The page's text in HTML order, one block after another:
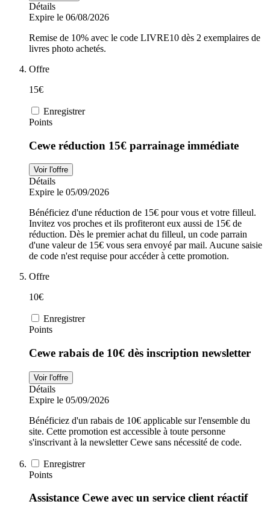
Détails
Expire le 06/08/2026
Remise de 10% avec le code LIVRE10 dès 2 exemplaires de
livres photo achetés.
Offre
15€
Enregistrer
Points
Cewe réduction 15€ parrainage immédiate
Voir l'offre
Détails
Expire le 05/09/2026
Bénéficiez d'une réduction de 15€ pour vous et votre filleul.
Invitez vos proches et ils profiteront eux aussi de 15€ de
réduction. Dès le premier achat du filleul, un code parrain
d'une valeur de 15€ vous sera envoyé par mail. Aucune saisie
de code n'est requise pour accéder à cette promotion.
Offre
10€
Enregistrer
Points
Cewe rabais de 10€ dès inscription newsletter
Voir l'offre
Détails
Expire le 05/09/2026
Bénéficiez d'un rabais de 10€ applicable sur l'ensemble du
site. Cette promotion est accessible à toute personne
s'inscrivant à la newsletter Cewe sans nécessité de code.
Enregistrer
Points
Assistance Cewe avec un service client réactif